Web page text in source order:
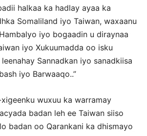
halkaa ka hadlay ayaa ka
Somaliland iyo Taiwan, waxaanu
iyo bogaadin u diraynaa
iyo Xukuumadda oo isku
Sannadkan iyo sanadkiisa
iyo Barwaaqo..”
wuxuu ka warramay
badan leh ee Taiwan siiso
badan oo Qarankani ka dhismayo